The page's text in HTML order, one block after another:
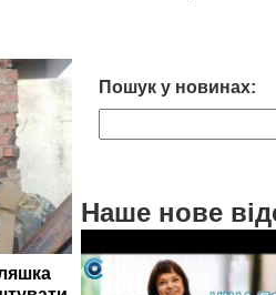
Пошук у новинах:
Наше нове